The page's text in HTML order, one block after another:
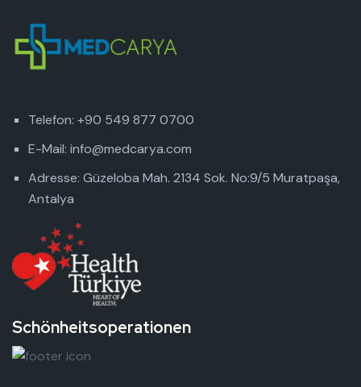
Telefon: +90 549 877 0700
E-Mail: info@medcarya.com
Adresse: Güzeloba Mah. 2134 Sok. No:9/5 Muratpaşa,
Antalya
Schönheitsoperationen